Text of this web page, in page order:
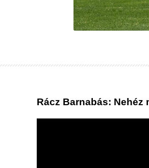
Rácz Barnabás: